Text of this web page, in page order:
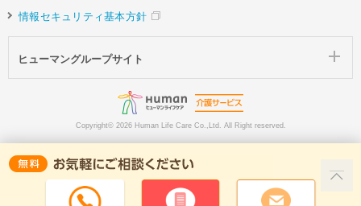
情報セキュリティ基本方針
ヒューマングループサイト
Copyright© 2026 Human Life Care Co.,Ltd. All Right reserved.